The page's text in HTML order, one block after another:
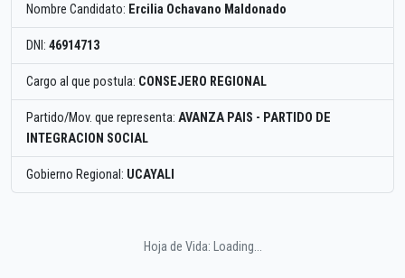
Nombre Candidato: Ercilia Ochavano Maldonado
DNI: 46914713
Cargo al que postula: CONSEJERO REGIONAL
Partido/Mov. que representa: AVANZA PAIS - PARTIDO DE
INTEGRACION SOCIAL
Gobierno Regional: UCAYALI
Hoja de Vida: Loading...